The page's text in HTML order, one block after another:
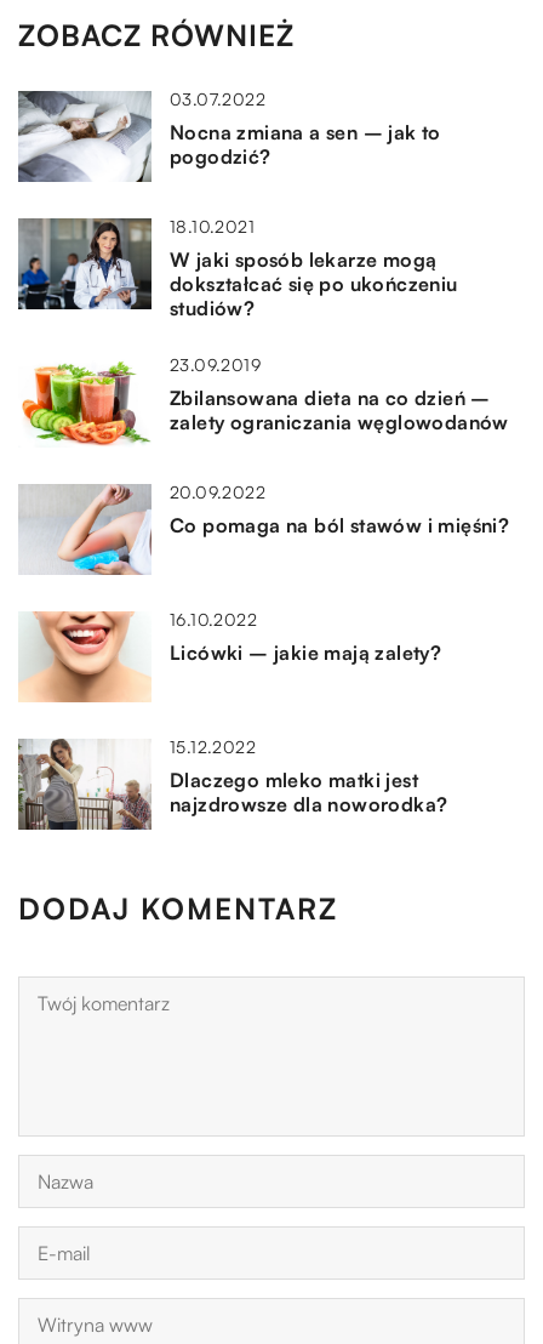
ZOBACZ RÓWNIEŻ
03.07.2022
Nocna zmiana a sen – jak to
pogodzić?
18.10.2021
W jaki sposób lekarze mogą
dokształcać się po ukończeniu
studiów?
23.09.2019
Zbilansowana dieta na co dzień –
zalety ograniczania węglowodanów
20.09.2022
Co pomaga na ból stawów i mięśni?
16.10.2022
Licówki – jakie mają zalety?
15.12.2022
Dlaczego mleko matki jest
najzdrowsze dla noworodka?
DODAJ KOMENTARZ